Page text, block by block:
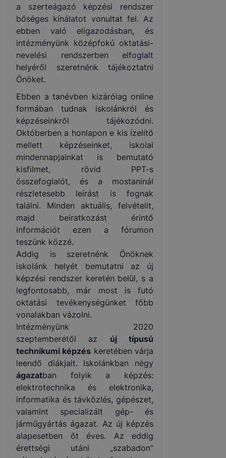
a szerteágazó képzési rendszer
bőséges kínálatot vonultat fel. Az
ebben való eligazodásban, és
intézményünk középfokú oktatási-
nevelési rendszerben elfoglalt
helyéről szeretnénk tájékoztatni
Önöket.
Ebben a tanévben kizárólag online
formában tudnak iskolánkról és
képzéseinkről tájékozódni.
Októberben a honlapon e kis ízelítő
mellett képzéseinket, iskolai
mindennapjainkat is bemutató
kisfilmet, rövid PPT-s
összefoglalót, és a mostaninál
részletesebb leírást is fognak
találni. Minden aktuális, felvételit,
majd beiratkozást érintő
információt ezen a fórumon
teszünk közzé.
Addig is szeretnénk Önöknek
iskolánk helyét bemutatni az új
képzési rendszer keretén belül, s a
legfontosabb, már most is futó
oktatási tevékenységünket főbb
vonalakban vázolni.
Intézményünk 2020
szeptemberétől az új típusú
technikumi képzés keretében várja
leendő diákjait. Iskolánkban négy
ágazatban folyik a képzés:
elektrotechnika és elektronika,
informatika és távközlés, gépészet,
valamint specializált gép- és
járműgyártás ágazat. Az új képzés
alapesetben öt éves. Az eddig
érettségi utáni „szabadon”